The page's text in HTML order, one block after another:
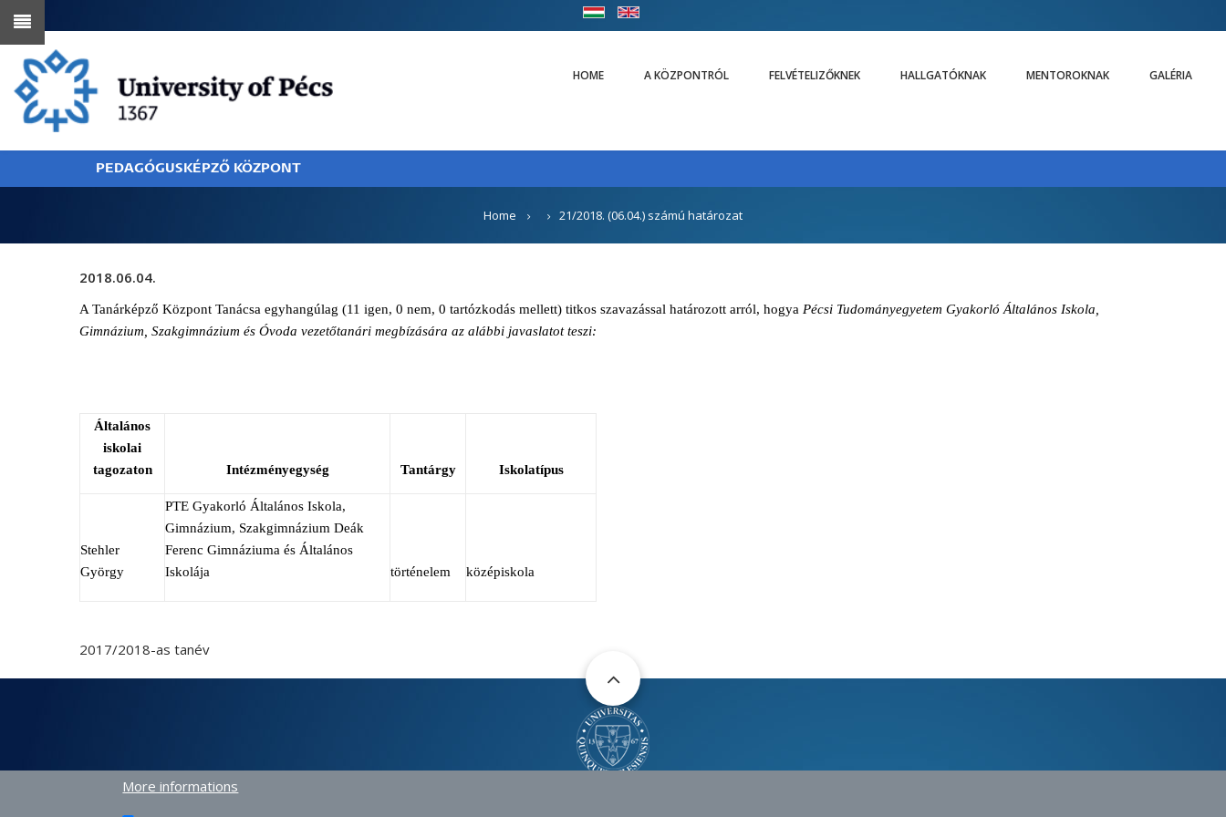
Skip
main
content
HOME A KÖZPONTRÓL FELVÉTELIZŐKNEK HALLGATÓKNAK MENTOROKNAK GALÉRIA
PEDAGÓGUSKÉPZŐ KÖZPONT
Home 21/2018. (06.04.) számú határozat
2018.06.04.
A Tanárképző Központ Tanácsa egyhangúlag (11 igen, 0 nem, 0 tartózkodás mellett) titkos szavazással határozott arról, hogya Pécsi Tudományegyetem Gyakorló Általános Iskola,
Gimnázium, Szakgimnázium és Óvoda vezetőtanári megbízására az alábbi javaslatot teszi:
Általános
iskolai
tagozaton
Intézményegység Tantárgy Iskolatípus
Stehler
György
PTE Gyakorló Általános Iskola,
Gimnázium, Szakgimnázium Deák
Ferenc Gimnáziuma és Általános
Iskolája
történelem középiskola
2017/2018-as tanév
More informations